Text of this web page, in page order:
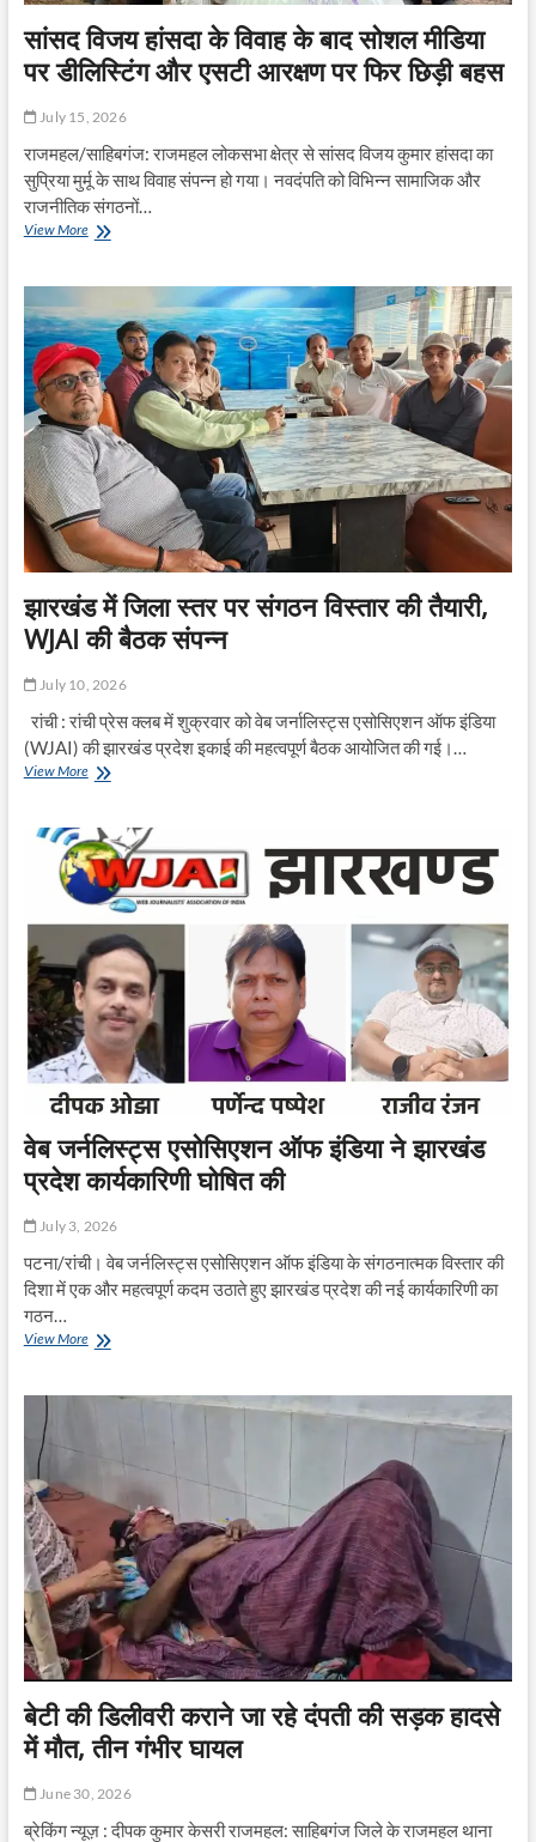
सांसद विजय हांसदा के विवाह के बाद सोशल मीडिया
पर डीलिस्टिंग और एसटी आरक्षण पर फिर छिड़ी बहस
July 15, 2026
राजमहल/साहिबगंज: राजमहल लोकसभा क्षेत्र से सांसद विजय कुमार हांसदा का
सुप्रिया मुर्मू के साथ विवाह संपन्न हो गया। नवदंपति को विभिन्न सामाजिक और
राजनीतिक संगठनों…
View Moreसांसद
विवाह
के
बाद
सोशल
मीडिया
पर
डीलिस्टिंग
और
एसटी
आरक्षण
पर
फिर
छिड़ी
बहस
झारखंड में जिला स्तर पर संगठन विस्तार की तैयारी,
WJAI की बैठक संपन्न
July 10, 2026
रांची : रांची प्रेस क्लब में शुक्रवार को वेब जर्नालिस्ट्स एसोसिएशन ऑफ इंडिया
(WJAI) की झारखंड प्रदेश इकाई की महत्वपूर्ण बैठक आयोजित की गई।…
View Moreझारखंड
स्तर
पर
संगठन
विस्तार
की
तैयारी,
WJAI
की
बैठक
संपन्न
वेब जर्नलिस्ट्स एसोसिएशन ऑफ इंडिया ने झारखंड
प्रदेश कार्यकारिणी घोषित की
July 3, 2026
पटना/रांची। वेब जर्नलिस्ट्स एसोसिएशन ऑफ इंडिया के संगठनात्मक विस्तार की
दिशा में एक और महत्वपूर्ण कदम उठाते हुए झारखंड प्रदेश की नई कार्यकारिणी का
गठन…
View Moreवेब
ऑफ
झारखंड
कार्यकारिणी
घोषित
बेटी की डिलीवरी कराने जा रहे दंपती की सड़क हादसे
में मौत, तीन गंभीर घायल
June 30, 2026
ब्रेकिंग न्यूज़ : दीपक कुमार केसरी राजमहल: साहिबगंज जिले के राजमहल थाना